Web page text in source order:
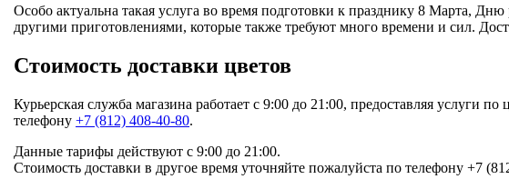
Особо актуальна такая услуга во время подготовки к празднику 8 Марта,
другими приготовлениями, которые также требуют много времени и сил.
Стоимость доставки цветов
Курьерская служба магазина работает с 9:00 до 21:00, предоставляя услуги
телефону +7 (812) 408-40-80.
Данные тарифы действуют с 9:00 до 21:00.
Стоимость доставки в другое время уточняйте пожалуйста по телефону +7